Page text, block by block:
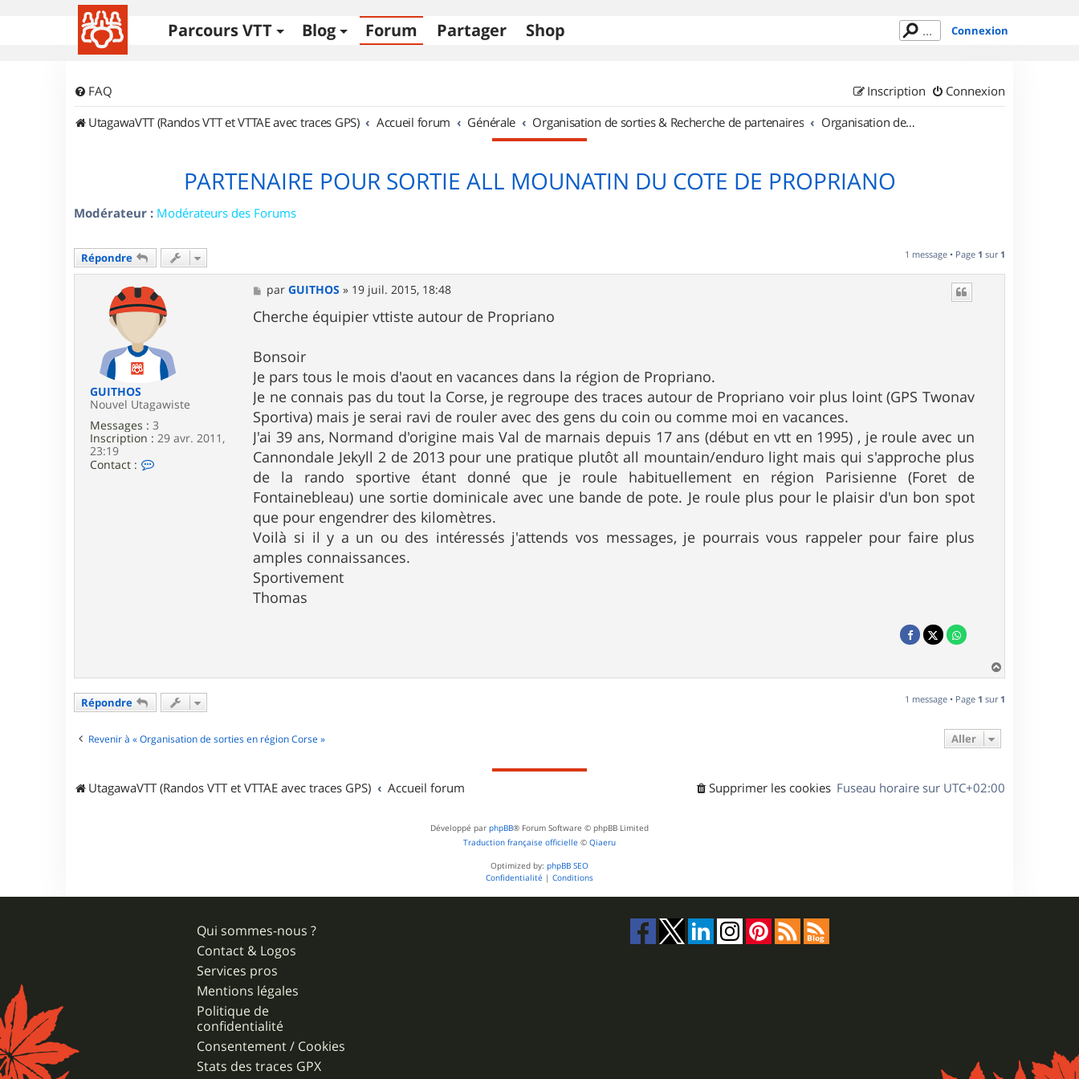
Parcours VTT Blog Forum Partager Shop Connexion
FAQ Connexion
Inscription
UtagawaVTT (Randos VTT et VTTAE avec traces GPS)
Accueil forum Générale Organisation de sorties & Recherche de partenaires Organisation de sorties en région Corse
PARTENAIRE POUR SORTIE ALL MOUNATIN DU COTE DE PROPRIANO
Modérateur : Modérateurs des Forums
Répondre 1 message • Page 1 sur 1
GUITHOS
Nouvel Utagawiste
Messages : 3
Inscription : 29 avr. 2011,
23:19
Contact :
M
e
s
s
g
e
parGUITHOS » 19 juil. 2015, 18:48
Cherche équipier vttiste autour de Propriano
Bonsoir
Je pars tous le mois d'aout en vacances dans la région de Propriano.
Je ne connais pas du tout la Corse, je regroupe des traces autour de Propriano voir plus loint (GPS Twonav
Sportiva) mais je serai ravi de rouler avec des gens du coin ou comme moi en vacances.
J'ai 39 ans, Normand d'origine mais Val de marnais depuis 17 ans (début en vtt en 1995) , je roule avec un
Cannondale Jekyll 2 de 2013 pour une pratique plutôt all mountain/enduro light mais qui s'approche plus
de la rando sportive étant donné que je roule habituellement en région Parisienne (Foret de
Fontainebleau) une sortie dominicale avec une bande de pote. Je roule plus pour le plaisir d'un bon spot
que pour engendrer des kilomètres.
Voilà si il y a un ou des intéressés j'attends vos messages, je pourrais vous rappeler pour faire plus
amples connaissances.
Sportivement
Thomas
a
t
Répondre 1 message • Page 1 sur 1
Revenir à « Organisation de sorties en région Corse » Aller
UtagawaVTT (Randos VTT et VTTAE avec traces GPS) Accueil forum Fuseau horaire sur UTC+02:00
Supprimer les cookies
Développé par phpBB® Forum Software © phpBB Limited
Traduction française officielle © Qiaeru
Optimized by: phpBB SEO
Confidentialité | Conditions
Qui sommes-nous ?
Contact & Logos
Services pros
Mentions légales
Politique de
confidentialité
Consentement / Cookies
Stats des traces GPX